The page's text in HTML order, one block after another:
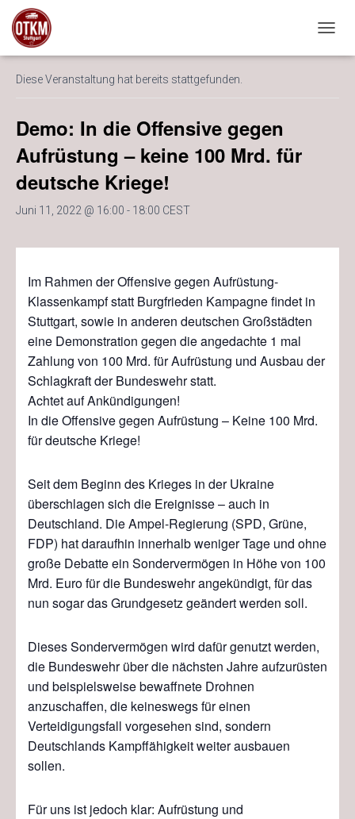
« Alle Veranstaltungen
Diese Veranstaltung hat bereits stattgefunden.
Demo: In die Offensive gegen
Aufrüstung – keine 100 Mrd. für
deutsche Kriege!
Juni 11, 2022 @ 16:00 - 18:00 CEST
Im Rahmen der Offensive gegen Aufrüstung-
Klassenkampf statt Burgfrieden Kampagne findet in
Stuttgart, sowie in anderen deutschen Großstädten
eine Demonstration gegen die angedachte 1 mal
Zahlung von 100 Mrd. für Aufrüstung und Ausbau der
Schlagkraft der Bundeswehr statt.
Achtet auf Ankündigungen!
In die Offensive gegen Aufrüstung – Keine 100 Mrd.
für deutsche Kriege!
Seit dem Beginn des Krieges in der Ukraine
überschlagen sich die Ereignisse – auch in
Deutschland. Die Ampel-Regierung (SPD, Grüne,
FDP) hat daraufhin innerhalb weniger Tage und ohne
große Debatte ein Sondervermögen in Höhe von 100
Mrd. Euro für die Bundeswehr angekündigt, für das
nun sogar das Grundgesetz geändert werden soll.
Dieses Sondervermögen wird dafür genutzt werden,
die Bundeswehr über die nächsten Jahre aufzurüsten
und beispielsweise bewaffnete Drohnen
anzuschaffen, die keineswegs für einen
Verteidigungsfall vorgesehen sind, sondern
Deutschlands Kampffähigkeit weiter ausbauen
sollen.
Für uns ist jedoch klar: Aufrüstung und